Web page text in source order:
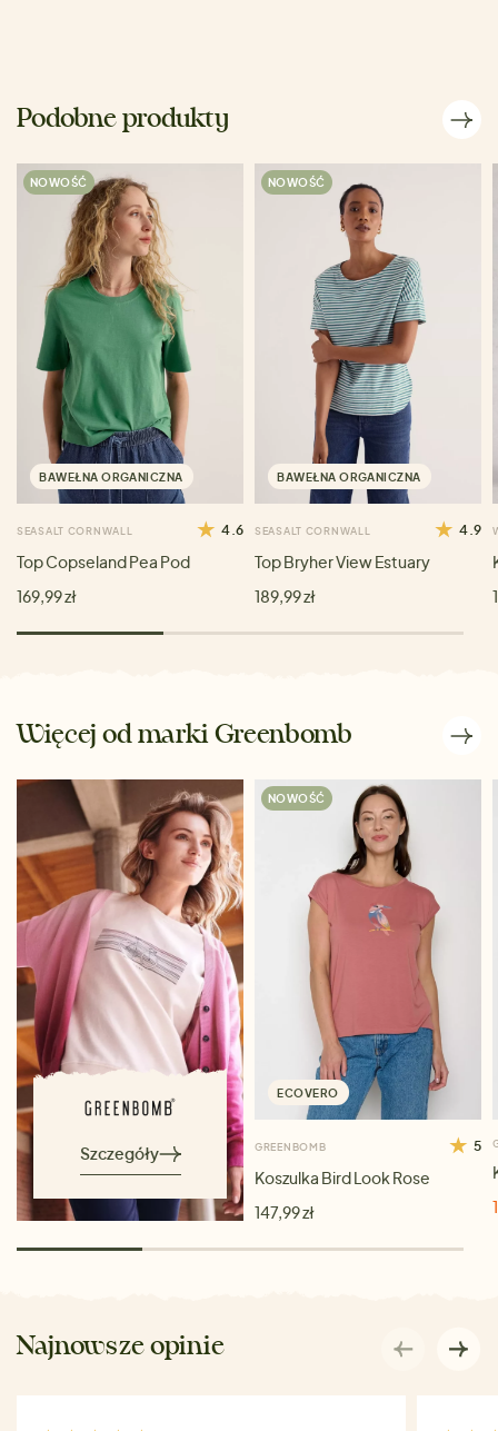
Podobne produkty
NOWOŚĆ
BAWEŁNA ORGANICZNA
SEASALT CORNWALL 4.6
Top Copseland Pea Pod
169,99 zł
NOWOŚĆ
BAWEŁNA ORGANICZNA
SEASALT CORNWALL 4.9
Top Bryher View Estuary
189,99 zł
Więcej od marki Greenbomb
Szczegóły
NOWOŚĆ
ECOVERO
GREENBOMB 5
Koszulka Bird Look Rose
147,99 zł
Najnowsze opinie